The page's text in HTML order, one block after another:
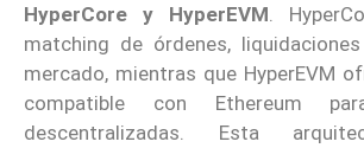
HyperCore y HyperEVM .
matching de órdenes,
mercado, mientras que HyperEVM
compatible con Ethereum
descentralizadas. Esta